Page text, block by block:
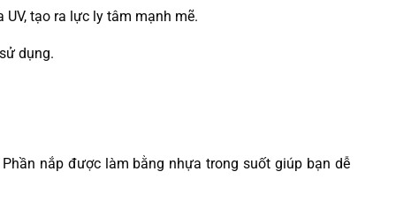
tạo ra lực ly tâm mạnh mẽ.
dụng.
nắp được làm bằng nhựa trong suốt giúp bạn dễ